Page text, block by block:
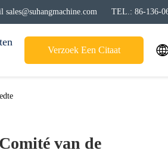
sales@suhangmachine.com TEL.: 86-136-
Verzoek Een Citaat
van de